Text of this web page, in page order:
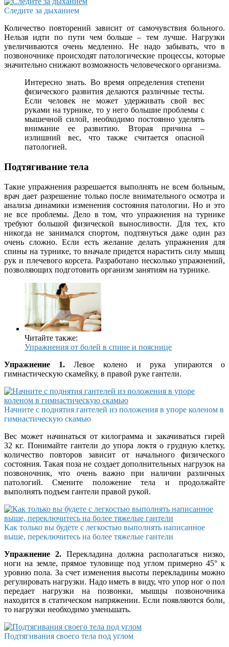
Следите за дыханием
Количество повторений зависит от самочувствия больного.
Нельзя идти по пути чем больше – тем лучше. Нагрузки
увеличиваются очень медленно. Не надо забывать, что в
позвоночнике происходят патологические процессы, которые
значительно снижают возможность человеческого организма.
Интересно знать. Во время определения степени
физического развития делаются различные тесты.
Если человек не может удерживать свой вес
руками на турнике, то у него большие проблемы с
мышечной силой, необходимо постоянно уделять
внимание ее развитию. Вторая причина –
излишний вес, что также считается опасной
патологией.
Подтягивание тела
Такие упражнения разрешается выполнять не всем больным,
врач дает разрешение только после внимательного осмотра и
анализа динамики изменения состояния патологии. Но и это
не все проблемы. Дело в том, что упражнения на турнике
требуют большой физической выносливости. Для тех, кто
никогда не занимался спортом, подтянуться даже один раз
очень сложно. Если есть желание делать упражнения для
спины на турнике, то вначале придется нарастить силу мышц
рук и плечевого корсета. Разработано несколько упражнений,
позволяющих подготовить организм занятиям на турнике.
Читайте также:
Упражнения от болей в спине и пояснице
Упражнение 1. Левое колено и рука упираются о
гимнастическую скамейку, в правой руке гантели.
Начните с поднятия гантелей из положения в упоре коленом в
гимнастическую скамью
Вес может начинаться от килограмма и закачиваться гирей
32 кг. Понимайте гантели до упора локтя о грудную клетку,
количество повторов зависит от начального физического
состояния. Такая поза не создает дополнительных нагрузок на
позвоночник, что очень важно при наличии различных
патологий. Смените положение тела и продолжайте
выполнять подъем гантели правой рукой.
Как только вы будете с легкостью выполнять написанное
выше, переключитесь на более тяжелые гантели
Упражнение 2. Перекладина должна располагаться низко,
ноги на земле, прямое туловище под углом примерно 45° к
уровню пола. За счет изменения высоты перекладины можно
регулировать нагрузки. Надо иметь в виду, что упор ног о пол
передает нагрузки на позвонки, мышцы позвоночника
находится в статическом напряжении. Если появляются боли,
то нагрузки необходимо уменьшать.
Подтягивания своего тела под углом